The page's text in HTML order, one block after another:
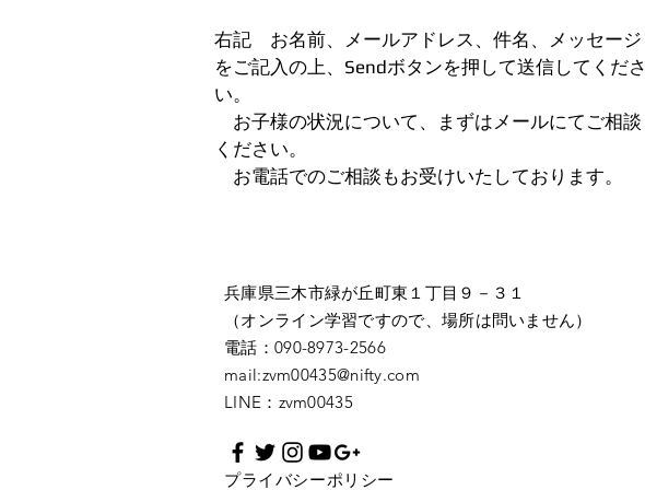
​右記 お名前、メールアドレス、件名、メッセージ
をご記入の上、Sendボタンを押して送信してくださ
い。
​ お子様の状況について、まずはメールにてご相談
ください。
​ お電話でのご相談もお受けいたしております。
兵庫県三木市緑が丘町東１丁目９－３１
（オンライン学習ですので、場所は問いません）
電話：090-8973-2566
mail:zvm00435@nifty.com
LINE：zvm00435
プライバシーポリシー